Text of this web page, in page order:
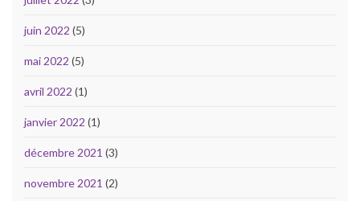
juin 2022 (5)
mai 2022 (5)
avril 2022 (1)
janvier 2022 (1)
décembre 2021 (3)
novembre 2021 (2)